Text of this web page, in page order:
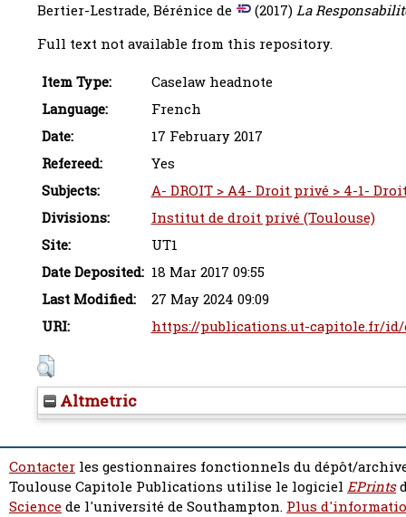
Bertier-Lestrade, Bérénice de (2017)La
Full text not available from this repository.
Item Type:
Caselaw headnote
Language:
French
Date:
17 February 2017
Refereed:
Yes
Subjects:
A- DROIT > A4- Droit privé > 4-1-
Divisions:
Institut de droit privé (Toulouse)
Site:
UT1
Date Deposited: 18 Mar 2017 09:55
Last Modified:
27 May 2024 09:09
URI:
https://publications.ut-capitole.fr/id/
Altmetric
Contacter les gestionnaires fonctionnels du dépôt/
Toulouse Capitole Publications utilise le logiciel EPrints
Sciencede l'université de Southampton. Plus